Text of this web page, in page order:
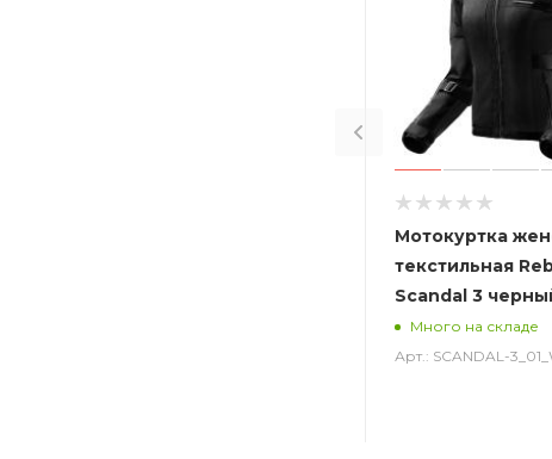
Мотокуртка
текстильная
Scandal 3
Много на складе
Арт.: SCANDAL-